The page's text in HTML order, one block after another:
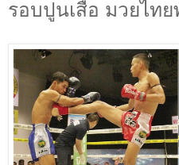
รอบปูนเสือ มวยไท